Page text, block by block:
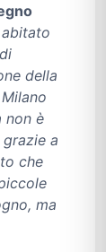
della
non è
a
che
ma